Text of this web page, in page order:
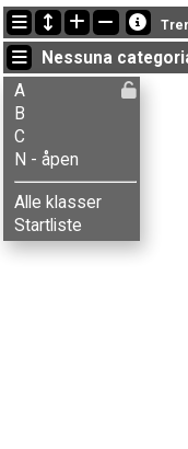
Ultimi aggiornamenti
23:58:21: Ola Jordheim (A)
18:54:19: Jokop Løfdal (C)
18:37:38: Inger M. Øygard (B
Nessuna
A
B
C
N - åpen
Alle klasser
Startliste